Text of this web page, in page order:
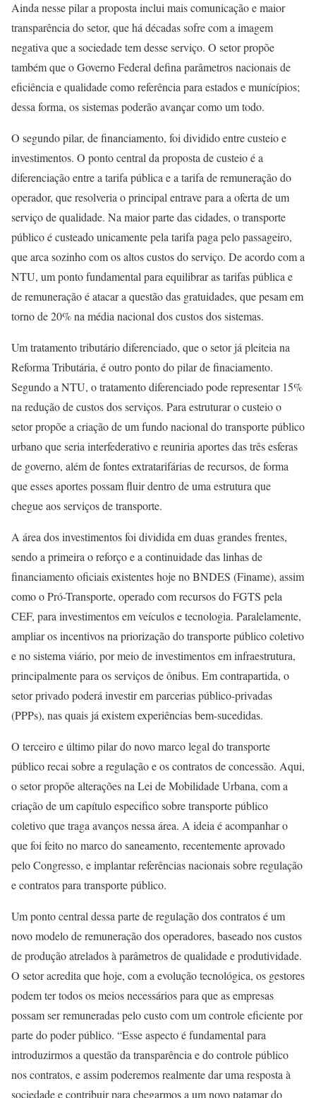
Ainda nesse pilar a proposta inclui mais comunicação e maior
transparência do setor, que há décadas sofre com a imagem
negativa que a sociedade tem desse serviço. O setor propõe
também que o Governo Federal defina parâmetros nacionais de
eficiência e qualidade como referência para estados e munícípios;
dessa forma, os sistemas poderão avançar como um todo.
O segundo pilar, de financiamento, foi dividido entre custeio e
investimentos. O ponto central da proposta de custeio é a
diferenciação entre a tarifa pública e a tarifa de remuneração do
operador, que resolveria o principal entrave para a oferta de um
serviço de qualidade. Na maior parte das cidades, o transporte
público é custeado unicamente pela tarifa paga pelo passageiro,
que arca sozinho com os altos custos do serviço. De acordo com a
NTU, um ponto fundamental para equilibrar as tarifas pública e
de remuneração é atacar a questão das gratuidades, que pesam em
torno de 20% na média nacional dos custos dos sistemas.
Um tratamento tributário diferenciado, que o setor já pleiteia na
Reforma Tributária, é outro ponto do pilar de finaciamento.
Segundo a NTU, o tratamento diferenciado pode representar 15%
na redução de custos dos serviços. Para estruturar o custeio o
setor propõe a criação de um fundo nacional do transporte público
urbano que seria interfederativo e reuniria aportes das três esferas
de governo, além de fontes extratarifárias de recursos, de forma
que esses aportes possam fluir dentro de uma estrutura que
chegue aos serviços de transporte.
A área dos investimentos foi dividida em duas grandes frentes,
sendo a primeira o reforço e a continuidade das linhas de
financiamento oficiais existentes hoje no BNDES (Finame), assim
como o Pró-Transporte, operado com recursos do FGTS pela
CEF, para investimentos em veículos e tecnologia. Paralelamente,
ampliar os incentivos na priorização do transporte público coletivo
e no sistema viário, por meio de investimentos em infraestrutura,
principalmente para os serviços de ônibus. Em contrapartida, o
setor privado poderá investir em parcerias público-privadas
(PPPs), nas quais já existem experiências bem-sucedidas.
O terceiro e último pilar do novo marco legal do transporte
público recai sobre a regulação e os contratos de concessão. Aqui,
o setor propõe alterações na Lei de Mobilidade Urbana, com a
criação de um capítulo especifico sobre transporte público
coletivo que traga avanços nessa área. A ideia é acompanhar o
que foi feito no marco do saneamento, recentemente aprovado
pelo Congresso, e implantar referências nacionais sobre regulação
e contratos para transporte público.
Um ponto central dessa parte de regulação dos contratos é um
novo modelo de remuneração dos operadores, baseado nos custos
de produção atrelados à parâmetros de qualidade e produtividade.
O setor acredita que hoje, com a evolução tecnológica, os gestores
podem ter todos os meios necessários para que as empresas
possam ser remuneradas pelo custo com um controle eficiente por
parte do poder público. “Esse aspecto é fundamental para
introduzirmos a questão da transparência e do controle público
nos contratos, e assim poderemos realmente dar uma resposta à
sociedade e contribuir para chegarmos a um novo patamar do